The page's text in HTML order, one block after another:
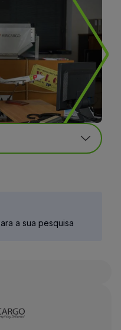
a sua pesquisa